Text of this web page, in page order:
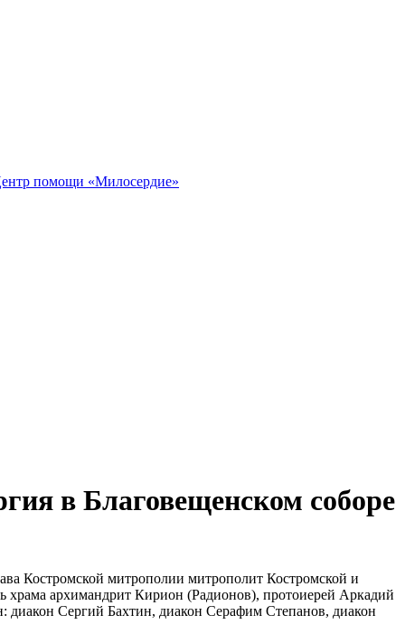
помощи «Милосердие»
в Благовещенском соборе
Костромской митрополии митрополит Костромской и
храма архимандрит Кирион (Радионов), протоиерей Аркадий
Сергий Бахтин, диакон Серафим Степанов, диакон